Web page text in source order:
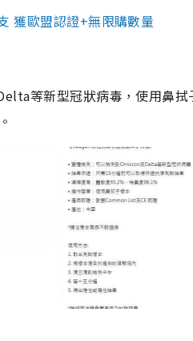
獲歐盟認證+無限購數量
等新型冠狀病毒，使用鼻拭